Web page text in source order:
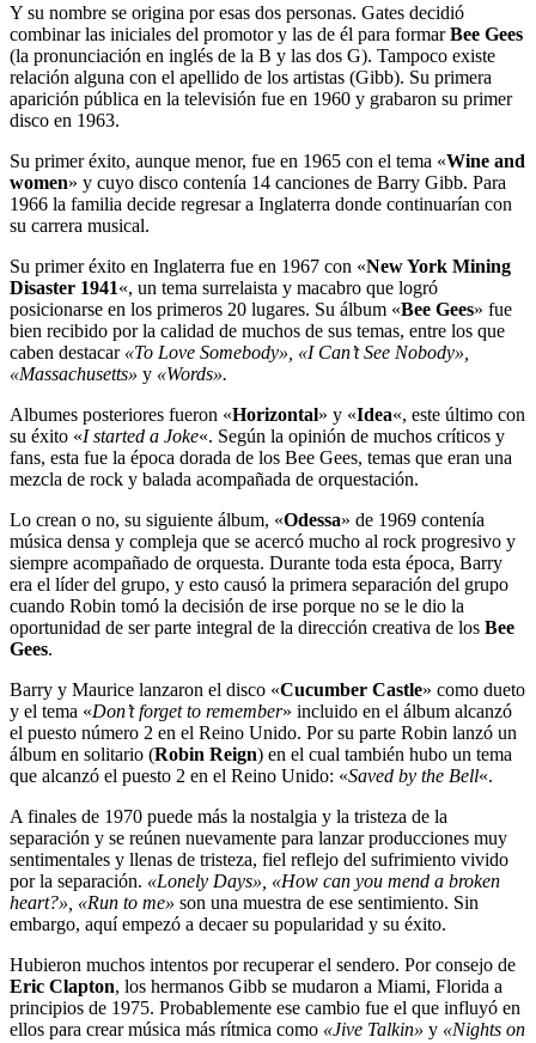
Y su nombre se origina por esas dos personas. Gates decidió
combinar las iniciales del promotor y las de él para formarBee Gees
(la pronunciación en inglés de la B y las dos G). Tampoco existe
relación alguna con el apellido de los artistas (Gibb). Su primera
aparición pública en la televisión fue en 1960 y grabaron su primer
disco en 1963.
Su primer éxito, aunque menor, fue en 1965 con el tema «Wine and
women» y cuyo disco contenía 14 canciones de Barry Gibb. Para
1966 la familia decide regresar a Inglaterra donde continuarían con
su carrera musical.
Su primer éxito en Inglaterra fue en 1967 con «New York Mining
Disaster 1941«, un tema surrelaista y macabro que logró
posicionarse en los primeros 20 lugares. Su álbum «Bee Gees» fue
bien recibido por la calidad de muchos de sus temas, entre los que
caben destacar «To Love Somebody», «I Can’t See Nobody»,
«Massachusetts» y «Words».
Albumes posteriores fueron «Horizontal» y «Idea«, este último con
su éxito «I started a Joke«. Según la opinión de muchos críticos y
fans, esta fue la época dorada de los Bee Gees, temas que eran una
mezcla de rock y balada acompañada de orquestación.
Lo crean o no, su siguiente álbum, «Odessa» de 1969 contenía
música densa y compleja que se acercó mucho al rock progresivo y
siempre acompañado de orquesta. Durante toda esta época, Barry
era el líder del grupo, y esto causó la primera separación del grupo
cuando Robin tomó la decisión de irse porque no se le dio la
oportunidad de ser parte integral de la dirección creativa de los Bee
Gees.
Barry y Maurice lanzaron el disco «Cucumber Castle» como dueto
y el tema «Don’t forget to remember» incluido en el álbum alcanzó
el puesto número 2 en el Reino Unido. Por su parte Robin lanzó un
álbum en solitario (Robin Reign) en el cual también hubo un tema
que alcanzó el puesto 2 en el Reino Unido: «Saved by the Bell«.
A finales de 1970 puede más la nostalgia y la tristeza de la
separación y se reúnen nuevamente para lanzar producciones muy
sentimentales y llenas de tristeza, fiel reflejo del sufrimiento vivido
por la separación. «Lonely Days», «How can you mend a broken
heart?», «Run to me» son una muestra de ese sentimiento. Sin
embargo, aquí empezó a decaer su popularidad y su éxito.
Hubieron muchos intentos por recuperar el sendero. Por consejo de
Eric Clapton, los hermanos Gibb se mudaron a Miami, Florida a
principios de 1975. Probablemente ese cambio fue el que influyó en
ellos para crear música más rítmica como «Jive Talkin» y «Nights on